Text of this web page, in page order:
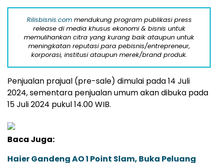
Rilisbisnis.commendukung program publikasi press
release di media khusus ekonomi & bisnis untuk
memulihankan citra yang kurang baik ataupun untuk
meningkatan reputasi para pebisnis/entrepreneur,
korporasi, institusi ataupun merek/brand produk.
Penjualan prajual (pre-sale) dimulai pada 14 Juli
2024, sementara penjualan umum akan dibuka pada
15 Juli 2024 pukul 14.00 WIB.
Baca Juga:
Haier Gandeng AO 1 Point Slam, Buka Peluang